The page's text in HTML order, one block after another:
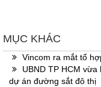
MỤC KHÁC
Vincom ra mắt tổ
UBND TP HCM
dự án đường sắt đô thị